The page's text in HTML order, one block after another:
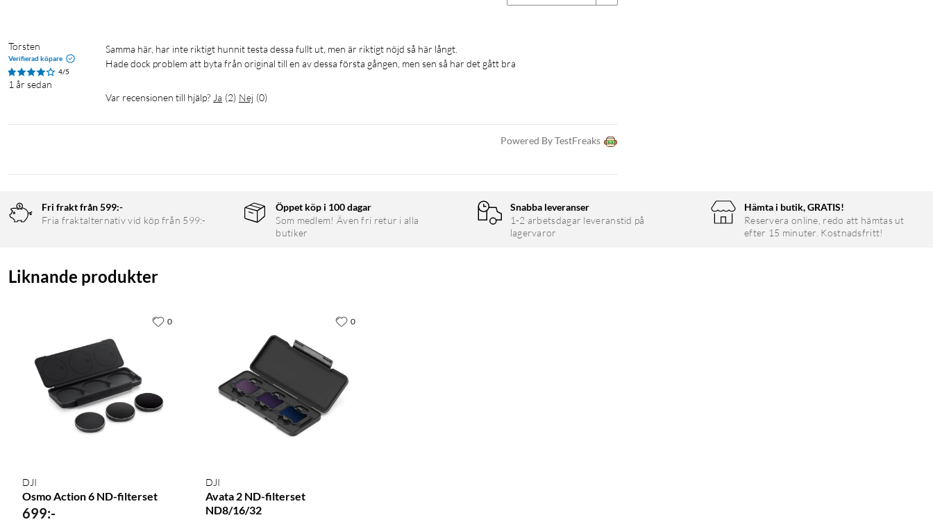
Torsten
Verifierad köpare
4/5
1 år sedan
Samma här, har inte riktigt hunnit testa dessa fullt ut, men är riktigt nöjd så här långt.
Hade dock problem att byta från original till en av dessa första gången, men sen så har det gått bra
Var recensionen till hjälp? Ja (2) Nej (0)
Powered By TestFreaks
Fri frakt från 599:-
Fria fraktalternativ vid köp från 599:-
Öppet köp i 100 dagar
Som medlem! Även fri retur i alla
butiker
Snabba leveranser
1-2 arbetsdagar leveranstid på
lagervaror
Hämta i butik, GRATIS!
Reservera online, redo att hämtas ut
efter 15 minuter. Kostnadsfritt!
Liknande produkter
DJI
Osmo Action 6 ND-filterset
699:-
0
DJI
Avata 2 ND-filterset
ND8/16/32
0